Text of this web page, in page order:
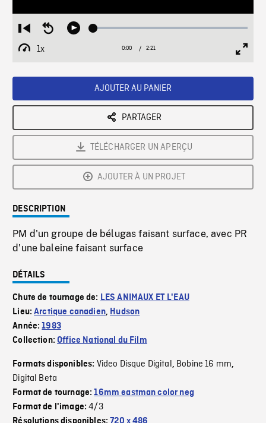
Restart
from
beginning
Seek
Play Loaded:
1x
Playback
Current
0:00 / Duration
2:21
AJOUTER AU PANIER
PARTAGER
TÉLÉCHARGER UN APERÇU
AJOUTER À UN PROJET
DESCRIPTION
PM d'un groupe de bélugas faisant surface, avec PR
d'une baleine faisant surface
DÉTAILS
Chute de tournage de: LES ANIMAUX ET L'EAU
Lieu:Arctique canadien, Hudson
Année:1983
Collection:Office National du Film
Formats disponibles: Video Disque Digital, Bobine 16 mm,
Digital Beta
Format de tournage:16mm eastman color neg
Format de l'image:4/3